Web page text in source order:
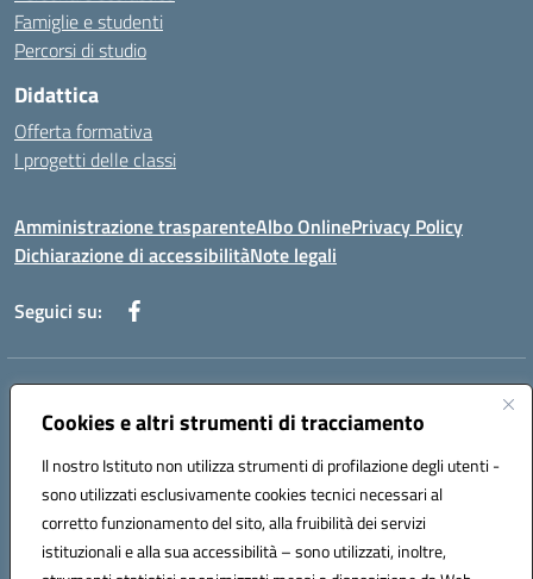
Cookies e altri strumenti di tracciamento
Il nostro Istituto non utilizza strumenti di profilazione degli utenti -
sono utilizzati esclusivamente cookies tecnici necessari al
corretto funzionamento del sito, alla fruibilità dei servizi
istituzionali e alla sua accessibilità – sono utilizzati, inoltre,
Famiglie e studenti
Percorsi di studio
Didattica
Offerta formativa
I progetti delle classi
Amministrazione trasparenteAlbo OnlinePrivacy Policy
Dichiarazione di accessibilitàNote legali
Seguici su:
Indirizzo:
Centralino:+39 0965 78 12 60 Email:rcic841003@istruzione.it
Codice fiscale: 92034530805
Codice meccanografico:
rcic841003
Codice Indice delle Pubbliche Amministrazioni (IPA): istsc_rcic841003